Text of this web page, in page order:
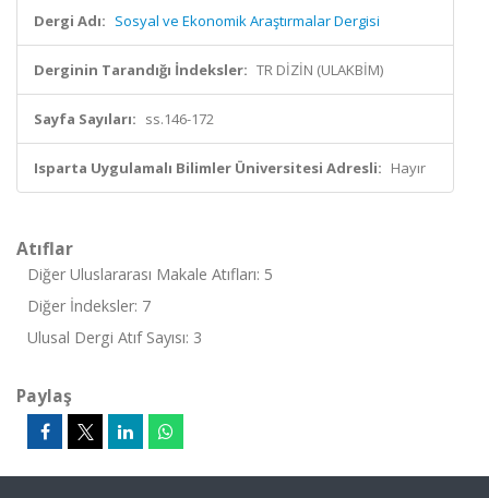
Dergi Adı: Sosyal ve Ekonomik Araştırmalar Dergisi
Derginin Tarandığı İndeksler: TR DİZİN (ULAKBİM)
Sayfa Sayıları: ss.146-172
Isparta Uygulamalı Bilimler Üniversitesi Adresli: Hayır
Atıflar
Diğer Uluslararası Makale Atıfları: 5
Diğer İndeksler: 7
Ulusal Dergi Atıf Sayısı: 3
Paylaş